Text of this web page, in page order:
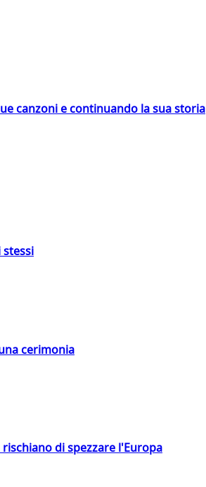
canzoni e continuando la sua storia
cerimonia
di spezzare l'Europa